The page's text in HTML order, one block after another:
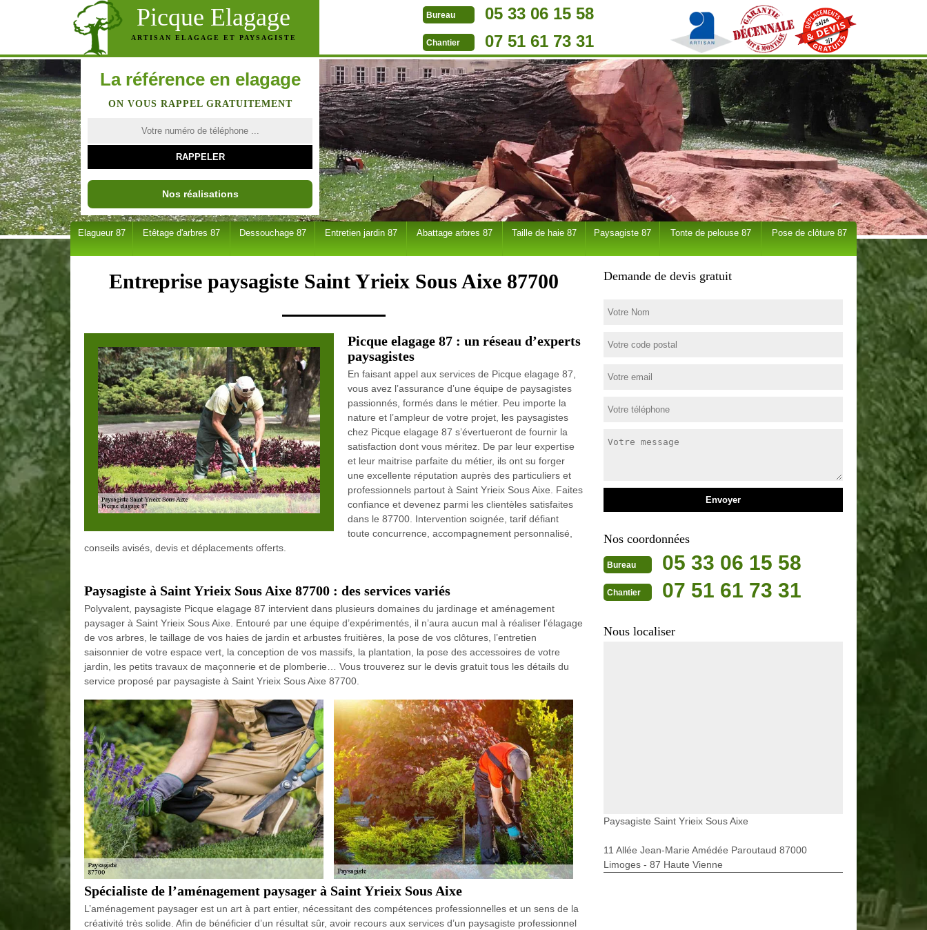
Picque Elagage
ARTISAN ELAGAGE ET PAYSAGISTE
Bureau 05 33 06 15 58
Chantier 07 51 61 73 31
La référence en elagage
ON VOUS RAPPEL GRATUITEMENT
Nos réalisations
Elagueur 87 Etêtage d'arbres 87 Dessouchage 87 Entretien jardin 87 Abattage arbres 87 Taille de haie 87 Paysagiste 87 Tonte de pelouse 87 Pose de clôture 87
Entreprise paysagiste Saint Yrieix Sous Aixe 87700
Picque elagage 87 : un réseau d’experts
paysagistes
En faisant appel aux services de Picque elagage 87,
vous avez l’assurance d’une équipe de paysagistes
passionnés, formés dans le métier. Peu importe la
nature et l’ampleur de votre projet, les paysagistes
chez Picque elagage 87 s’évertueront de fournir la
satisfaction dont vous méritez. De par leur expertise
et leur maitrise parfaite du métier, ils ont su forger
une excellente réputation auprès des particuliers et
professionnels partout à Saint Yrieix Sous Aixe. Faites
confiance et devenez parmi les clientèles satisfaites
dans le 87700. Intervention soignée, tarif défiant
toute concurrence, accompagnement personnalisé,
conseils avisés, devis et déplacements offerts.
Paysagiste à Saint Yrieix Sous Aixe 87700 : des services variés
Polyvalent, paysagiste Picque elagage 87 intervient dans plusieurs domaines du jardinage et aménagement
paysager à Saint Yrieix Sous Aixe. Entouré par une équipe d’expérimentés, il n’aura aucun mal à réaliser l’élagage
de vos arbres, le taillage de vos haies de jardin et arbustes fruitières, la pose de vos clôtures, l’entretien
saisonnier de votre espace vert, la conception de vos massifs, la plantation, la pose des accessoires de votre
jardin, les petits travaux de maçonnerie et de plomberie… Vous trouverez sur le devis gratuit tous les détails du
service proposé par paysagiste à Saint Yrieix Sous Aixe 87700.
Spécialiste de l’aménagement paysager à Saint Yrieix Sous Aixe
L’aménagement paysager est un art à part entier, nécessitant des compétences professionnelles et un sens de la
créativité très solide. Afin de bénéficier d’un résultat sûr, avoir recours aux services d’un paysagiste professionnel
Demande de devis gratuit
Nos coordonnées
Bureau 05 33 06 15 58
Chantier 07 51 61 73 31
Nous localiser
Paysagiste Saint Yrieix Sous Aixe
11 Allée Jean-Marie Amédée Paroutaud 87000
Limoges - 87 Haute Vienne